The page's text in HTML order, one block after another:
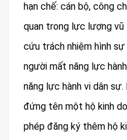
hạn chế: cán bộ, công
quan trong lực lượng
cứu trách nhiệm hình
người mất năng lực
năng lực hành vi dân sự.
đứng tên một hộ kinh
phép đăng ký thêm hộ